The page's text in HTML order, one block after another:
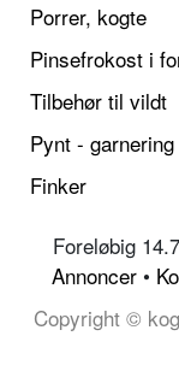
Porrer, kogte
Pinsefrokost i
Tilbehør til vildt
Pynt -
Finker
Foreløbig
Annoncer •
Copyright ©